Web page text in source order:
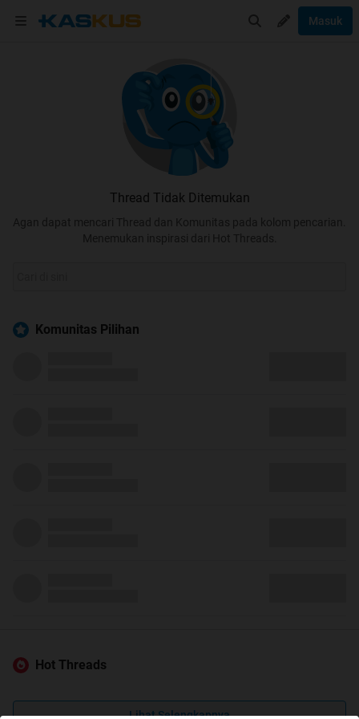
Masuk
Thread Tidak Ditemukan
Agan dapat mencari Thread dan Komunitas pada kolom pencarian.
Menemukan inspirasi dari Hot Threads.
Komunitas Pilihan
Hot Threads
Lihat Selengkapnya